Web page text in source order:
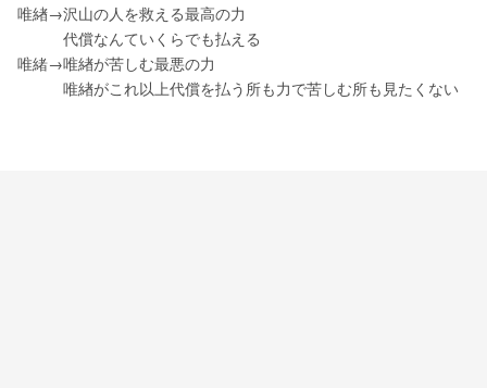
唯緖→沢山の人を救える最高の力
代償なんていくらでも払える
唯緒→唯緖が苦しむ最悪の力
唯緖がこれ以上代償を払う所も力で苦しむ所も見たくない